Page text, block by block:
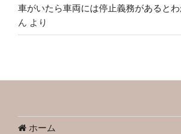
車がいたら車両には停止義務があると
ん より
ホーム